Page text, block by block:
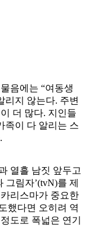
음에는 “여동생
리지 않는다. 주변
더 많다. 지인들
족이 다 알리는 스
열흘 남짓 앞두고
림자’(tvN)를 제
리스마가 중요한
했다면 오히려 역
도로 폭넓은 연기